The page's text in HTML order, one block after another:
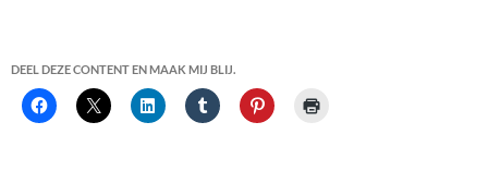
DEEL DEZE CONTENT EN MAAK MIJ BLIJ.